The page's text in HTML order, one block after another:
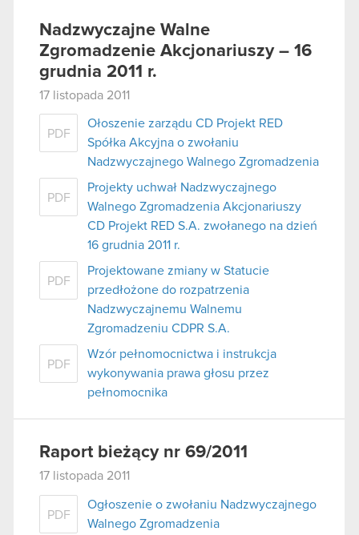
Nadzwyczajne Walne
Zgromadzenie Akcjonariuszy – 16
grudnia 2011 r.
17 listopada 2011
PDF
Ołoszenie zarządu CD Projekt RED
Spółka Akcyjna o zwołaniu
Nadzwyczajnego Walnego Zgromadzenia
PDF
Projekty uchwał Nadzwyczajnego
Walnego Zgromadzenia Akcjonariuszy
CD Projekt RED S.A. zwołanego na dzień
16 grudnia 2011 r.
PDF
Projektowane zmiany w Statucie
przedłożone do rozpatrzenia
Nadzwyczajnemu Walnemu
Zgromadzeniu CDPR S.A.
PDF
Wzór pełnomocnictwa i instrukcja
wykonywania prawa głosu przez
pełnomocnika
Raport bieżący nr 69/2011
17 listopada 2011
PDF
Ogłoszenie o zwołaniu Nadzwyczajnego
Walnego Zgromadzenia